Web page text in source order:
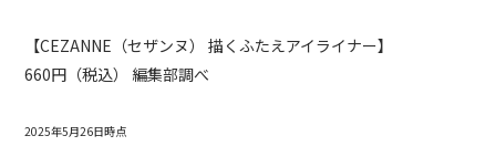
【CEZANNE（セザンヌ） 描くふたえアイライナー】
660円（税込） 編集部調べ
2025年5月26日時点